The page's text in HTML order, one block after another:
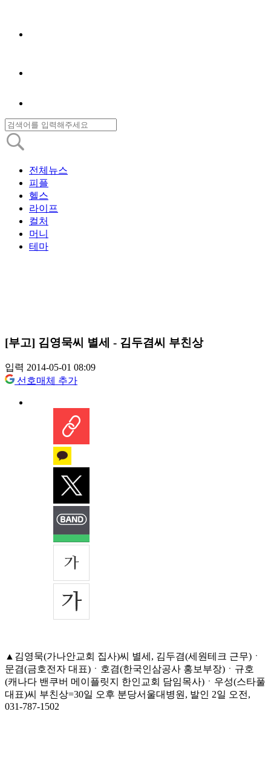
전체뉴스
피플
헬스
라이프
컬처
머니
테마
[부고] 김영묵씨 별세 - 김두겸씨 부친상
입력 2014-05-01 08:09
선호매체 추가
▲김영묵(가나안교회 집사)씨 별세, 김두겸(세원테크 근무)ㆍ
문겸(금호전자 대표)ㆍ호겸(한국인삼공사 홍보부장)ㆍ규호
(캐나다 밴쿠버 메이플릿지 한인교회 담임목사)ㆍ우성(스타풀
대표)씨 부친상=30일 오후 분당서울대병원, 발인 2일 오전,
031-787-1502